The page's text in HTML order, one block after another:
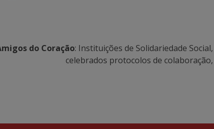
do Coração: Instituições de Solidariedade
celebrados protocolos de